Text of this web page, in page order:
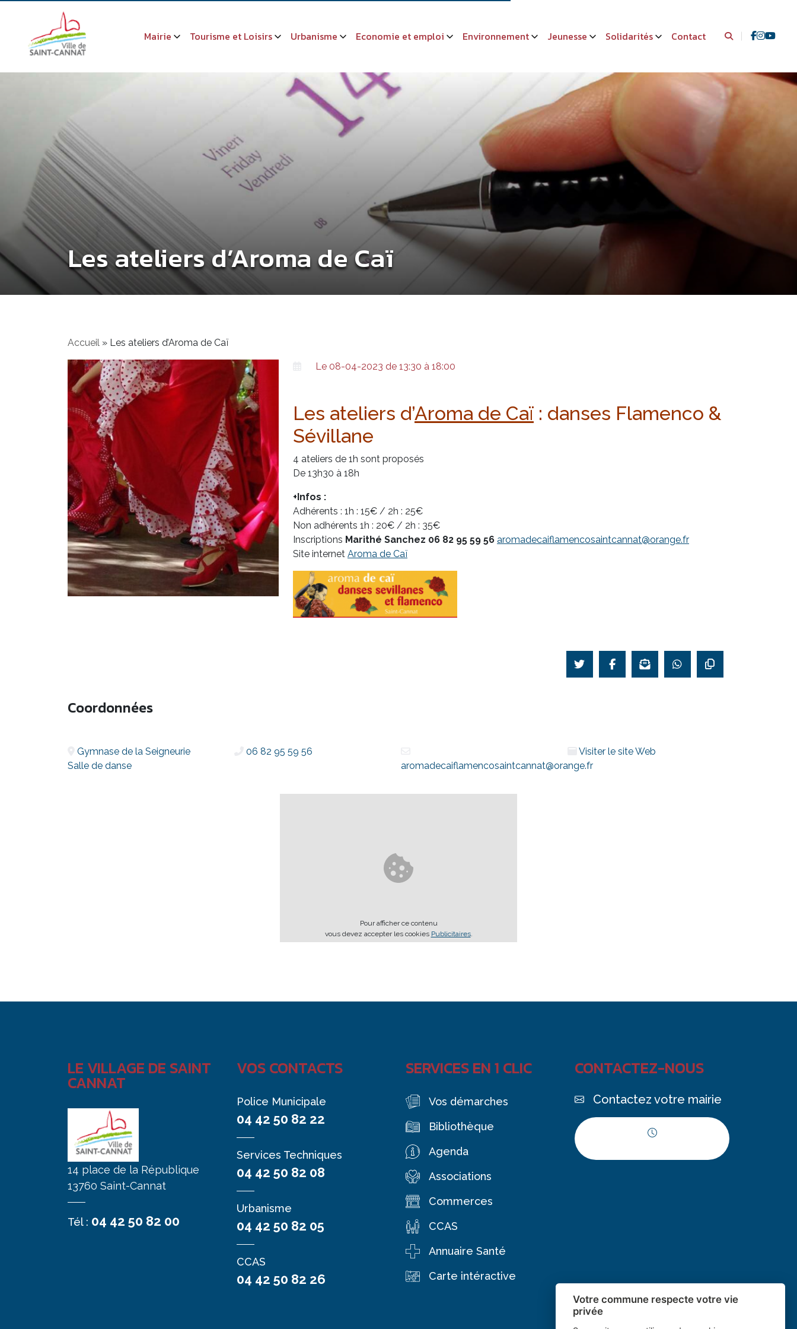
Mairie Tourisme et Loisirs Urbanisme Economie et emploi Environnement Jeunesse Solidarités Contact
Les ateliers d’Aroma de Caï
Accueil » Les ateliers d’Aroma de Caï
Le 08-04-2023 de 13:30 à 18:00
Les ateliers d’Aroma de Caï: danses Flamenco &
Sévillane
4 ateliers de 1h sont proposés
De 13h30 à 18h
+Infos :
Adhérents : 1h : 15€ / 2h : 25€
Non adhérents 1h : 20€ / 2h : 35€
Inscriptions Marithé Sanchez 06 82 95 59 56 aromadecaiflamencosaintcannat@orange.fr
Site internet Aroma de Caï
Coordonnées
Gymnase de la Seigneurie
Salle de danse
06 82 95 59 56
aromadecaiflamencosaintcannat@orange.fr
Visiter le site Web
Pour afficher ce contenu
vous devez accepter les cookies Publicitaires.
LE VILLAGE DE SAINT
CANNAT
14 place de la République
13760 Saint-Cannat
Tél : 04 42 50 82 00
VOS CONTACTS
Police Municipale
04 42 50 82 22
Services Techniques
04 42 50 82 08
Urbanisme
04 42 50 82 05
CCAS
04 42 50 82 26
SERVICES EN 1 CLIC
Vos démarches
Bibliothèque
Agenda
Associations
Commerces
CCAS
Annuaire Santé
Carte intéractive
CONTACTEZ-NOUS
Contactez votre mairie
Votre commune respecte votre vie
privée